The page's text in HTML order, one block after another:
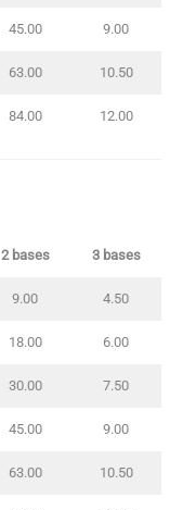
45.00 9.00
63.00 10.50
84.00 12.00
2 bases 3 bases
9.00 4.50
18.00 6.00
30.00 7.50
45.00 9.00
63.00 10.50